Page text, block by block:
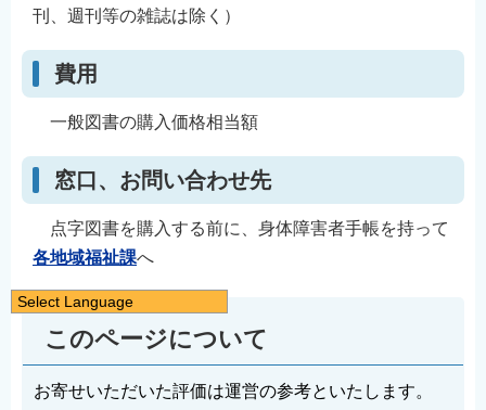
刊、週刊等の雑誌は除く）
費用
一般図書の購入価格相当額
窓口、お問い合わせ先
点字図書を購入する前に、身体障害者手帳を持って
各地域福祉課へ
このページについて
お寄せいただいた評価は運営の参考といたします。
Select Language
日本語
English
简体中文